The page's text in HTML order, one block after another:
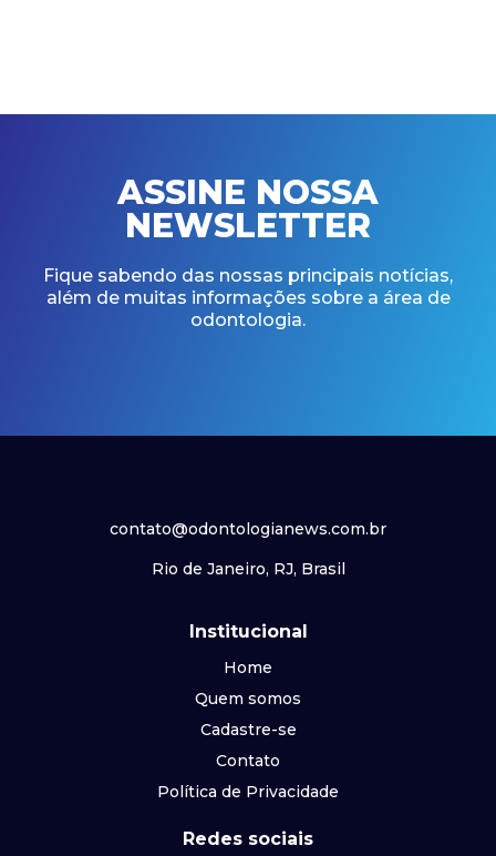
ASSINE NOSSA
NEWSLETTER
Fique sabendo das nossas principais notícias,
além de muitas informações sobre a área de
odontologia.
contato@odontologianews.com.br
Rio de Janeiro, RJ, Brasil
Institucional
Home
Quem somos
Cadastre-se
Contato
Política de Privacidade
Redes sociais